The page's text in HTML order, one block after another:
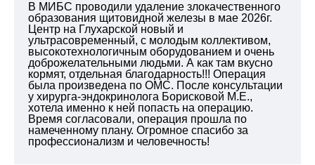
В МИБС проводили удаление злокачественного
образования щитовидной железы в мае 2026г.
Центр на Глухарской новый и
ультрасовременный, с молодым коллективом,
высокотехнологичным оборудованием и очень
доброжелательными людьми. А как там вкусно
кормят, отдельная благодарность!!! Операция
была произведена по ОМС. После консультации
у хирурга-эндокринолога Борисковой М.Е.,
хотела именно к ней попасть на операцию.
Время согласовали, операция прошла по
намеченному плану. Огромное спасибо за
профессионализм и человечность!